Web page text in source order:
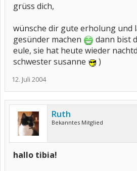
grüss dich,
wünsche dir gute erholung und
gesünder machen
dann bist
eule, sie hat heute wieder
schwester susanne
)
12. Juli 2004
Ruth
Bekanntes Mitglied
hallo tibia!